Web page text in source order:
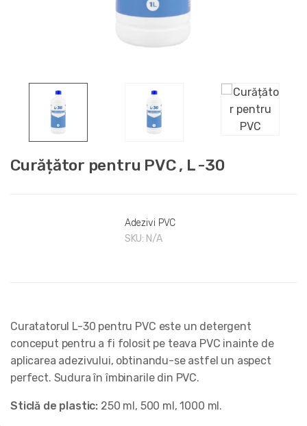
Curățător pentru PVC , L -30
Adezivi PVC
SKU: N/A
Curatatorul L-30 pentru PVC este un detergent
conceput pentru a fi folosit pe teava PVC inainte de
aplicarea adezivului, obtinandu-se astfel un aspect
perfect. Sudura în îmbinarile din PVC.
Sticlă de plastic: 250 ml, 500 ml,1000 ml.